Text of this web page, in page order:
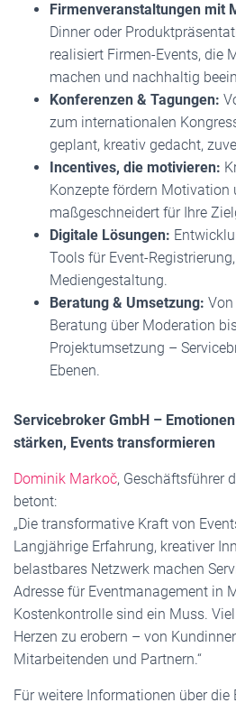
Firmenveranstaltungen mit
Dinner oder
realisiert Firmen-Events, die
machen und nachhaltig
Konferenzen & Tagungen:
zum internationalen
geplant, kreativ gedacht,
Incentives, die motivieren:
Konzepte fördern Motivation
maßgeschneidert für Ihre
Digitale Lösungen:
Tools für Event-
Mediengestaltung.
Beratung & Umsetzung:
Beratung über Moderation
Projektumsetzung –
Ebenen.
Servicebroker GmbH –
stärken, Events transformieren
Dominik Markoč, Geschäftsführer
betont:
„Die transformative Kraft von
Langjährige Erfahrung, kreativer
belastbares Netzwerk machen
Adresse für Eventmanagement in
Kostenkontrolle sind ein Muss.
Herzen zu erobern – von
Mitarbeitenden und Partnern.“
Für weitere Informationen über die